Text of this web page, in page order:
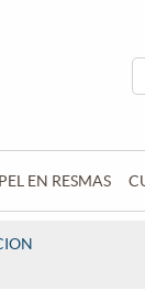
EN RESMAS